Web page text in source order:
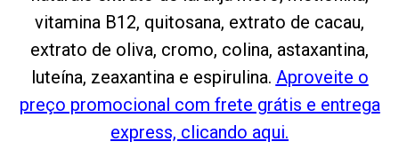
vitamina B12, quitosana, extrato de cacau,
extrato de oliva, cromo, colina, astaxantina,
luteína, zeaxantina e espirulina. Aproveite o
preço promocional com frete grátis e entrega
express, clicando aqui.